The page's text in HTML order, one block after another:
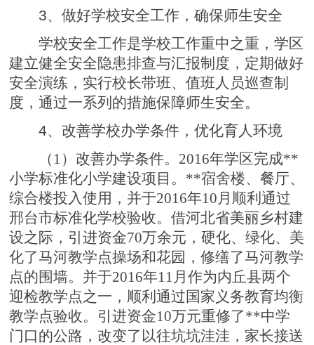
3、做好学校安全工作，确保师生安全
学校安全工作是学校工作重中之重，学区
建立健全安全隐患排查与汇报制度，定期做好
安全演练，实行校长带班、值班人员巡查制
度，通过一系列的措施保障师生安全。
4、改善学校办学条件，优化育人环境
（1）改善办学条件。2016年学区完成**
小学标准化小学建设项目。**宿舍楼、餐厅、
综合楼投入使用，并于2016年10月顺利通过
邢台市标准化学校验收。借河北省美丽乡村建
设之际，引进资金70万余元，硬化、绿化、美
化了马河教学点操场和花园，修缮了马河教学
点的围墙。并于2016年11月作为内丘县两个
迎检教学点之一，顺利通过国家义务教育均衡
教学点验收。引进资金10万元重修了**中学
门口的公路，改变了以往坑坑洼洼，家长接送